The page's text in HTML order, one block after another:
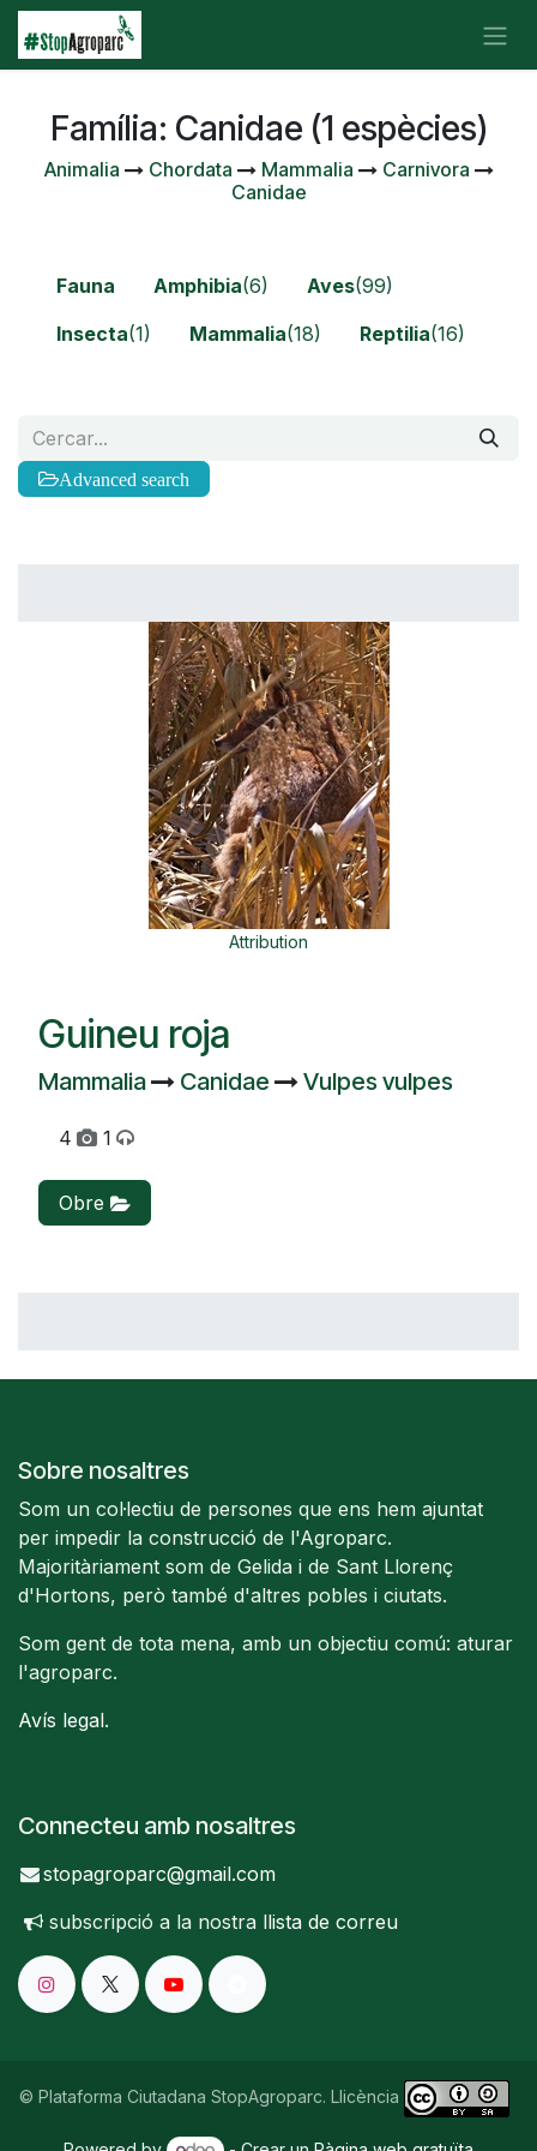
Skip to Content
Família: Canidae (1 espècies)
Animalia Chordata Mammalia
Carnivora
Canidae
Fauna Amphibia(6) Aves(99)
Insecta(1) Mammalia(18) Reptilia(16)
Advanced search
Attribution
Guineu roja
Mammalia Canidae Vulpes vulpes
4 1
Obre
Sobre nosaltres
Som un col·lectiu de persones que ens hem ajuntat
per impedir la construcció de l'Agroparc.
Majoritàriament som de Gelida i de Sant Llorenç
d'Hortons, però també d'altres pobles i ciutats.
Som gent de tota mena, amb un objectiu comú: aturar
l'agroparc.
Avís legal.
Connecteu amb nosaltres
stopagroparc@gmail.com
subscripció a la nostra llista de correu
© Plataforma Ciutadana StopAgroparc. Llicència